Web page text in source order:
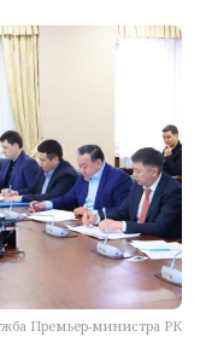
Премьер-министра РК